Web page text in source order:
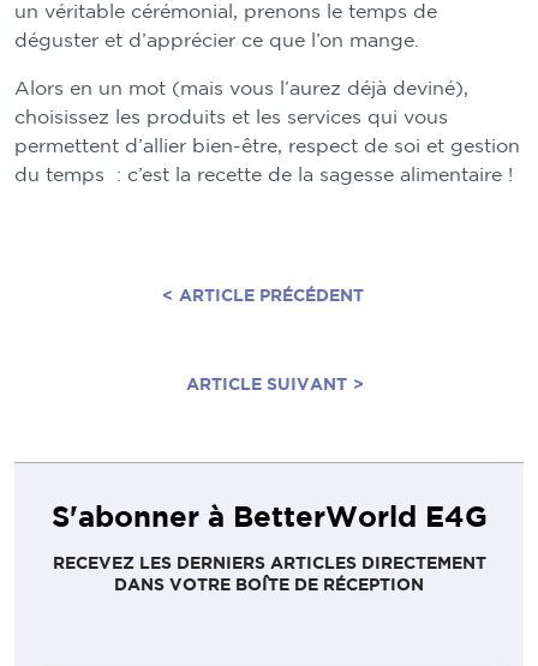
un véritable cérémonial, prenons le temps de
déguster et d’apprécier ce que l’on mange.
Alors en un mot (mais vous l’aurez déjà deviné),
choisissez les produits et les services qui vous
permettent d’allier bien-être, respect de soi et gestion
du temps : c’est la recette de la sagesse alimentaire !
< ARTICLE PRÉCÉDENT
ARTICLE SUIVANT >
S'abonner à BetterWorld E4G
RECEVEZ LES DERNIERS ARTICLES DIRECTEMENT
DANS VOTRE BOÎTE DE RÉCEPTION